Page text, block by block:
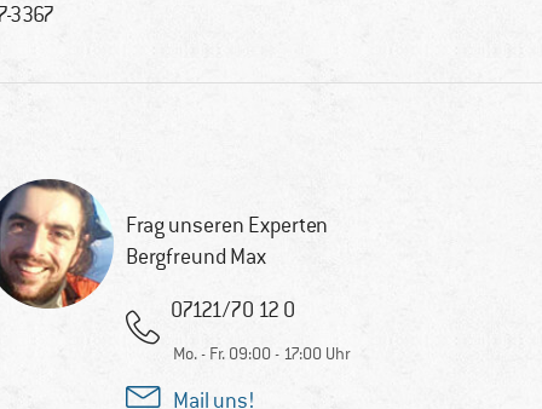
3367
Frag unseren Experten
Bergfreund Max
07121/70 12 0
Mo. - Fr. 09:00 - 17:00 Uhr
Mail uns!